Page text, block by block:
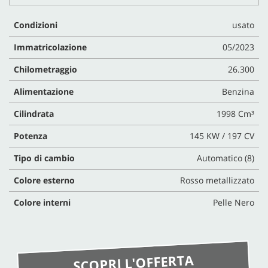
Condizioni
usato
Immatricolazione
05/2023
Chilometraggio
26.300
Alimentazione
Benzina
Cilindrata
1998 Cm³
Potenza
145 KW / 197 CV
Tipo di cambio
Automatico (8)
Colore esterno
Rosso metallizzato
Colore interni
Pelle Nero
SCOPRI L'OFFERTA